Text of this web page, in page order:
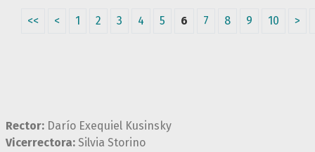
<< < 1 2 3 4 5 6 7 8 9 10 >
Rector: Darío Exequiel Kusinsky
Vicerrectora: Silvia Storino